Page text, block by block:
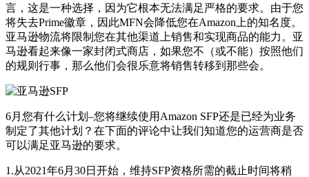
言，这是一种选择，因为它根本无法满足严格的要求。由于您
将失去Prime徽章，因此MFN会降低您在Amazon上的知名度。
亚马逊物流将限制您在其他渠道上销售和实现商品的能力。亚
马逊看起来像一家封闭式商店，如果您不（或不能）按照他们
的规则行事，那么他们会很乐意将销售转移到那些会。
6月您有什么计划–您将继续使用Amazon SFP还是已经为业务
制定了其他计划？在下面的评论中让我们知道您的运营商是否
可以满足亚马逊的要求。
1.从2021年6月30日开始，维持SFP资格所需的截止时间将稍